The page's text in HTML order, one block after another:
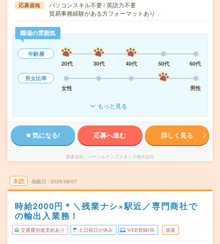
応募資格
パソコンスキル不要 / 英語力不要
貿易事務経験がある方フォーマットあり
職場の雰囲気
年齢層
20代
30代 40代 50代
60代
男女比率
女性
男性
もっと見る
気になる! 応募へ進む 詳しく見る
派遣会社 パーソルテンプスタッフ株式会社
未読 掲載日 2026/08/07
時給2000円＊＼残業ナシ×駅近／専門商社で
の輸出入業務！
交通費別途支給あり 土日祝日が休み WEB登録OK 派遣